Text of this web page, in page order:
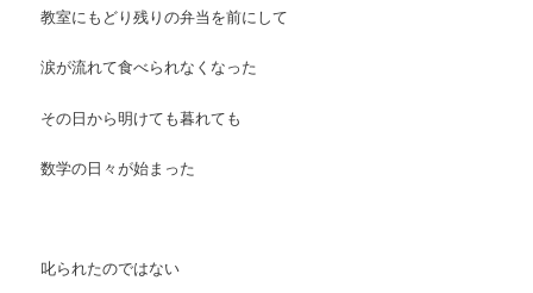
教室にもどり残りの弁当を前にして
涙が流れて食べられなくなった
その日から明けても暮れても
数学の日々が始まった
叱られたのではない